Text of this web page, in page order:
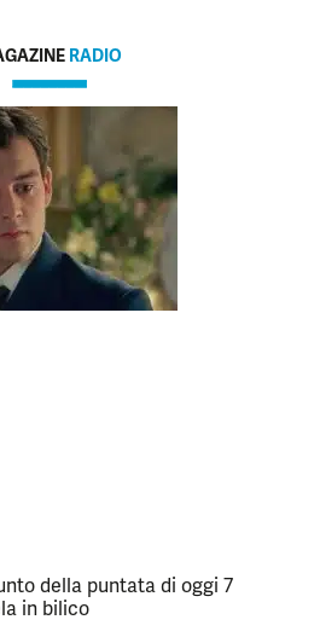
RADIO
della puntata di oggi 7
in bilico